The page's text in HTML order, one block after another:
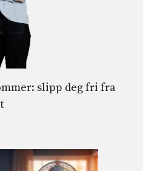
slipp deg fri fra